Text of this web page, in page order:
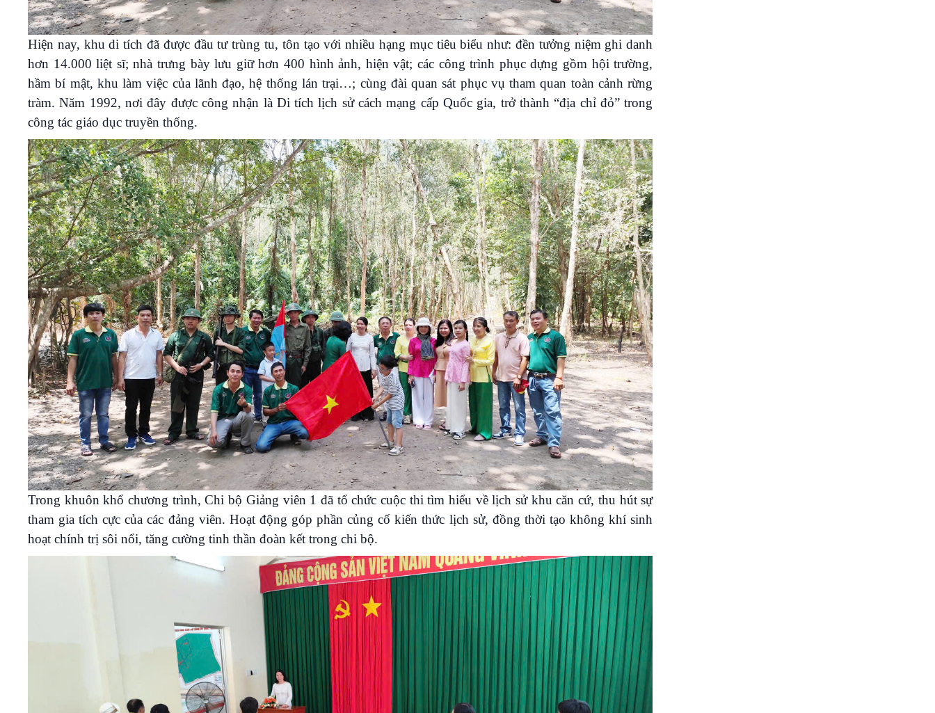
Hiện nay, khu di tích đã được đầu tư trùng tu, tôn tạo với nhiều hạng mục tiêu biểu như: đền tưởng niệm ghi danh
hơn 14.000 liệt sĩ; nhà trưng bày lưu giữ hơn 400 hình ảnh, hiện vật; các công trình phục dựng gồm hội trường,
hầm bí mật, khu làm việc của lãnh đạo, hệ thống lán trại…; cùng đài quan sát phục vụ tham quan toàn cảnh rừng
tràm. Năm 1992, nơi đây được công nhận là Di tích lịch sử cách mạng cấp Quốc gia, trở thành “địa chỉ đỏ” trong
công tác giáo dục truyền thống.
Trong khuôn khổ chương trình, Chi bộ Giảng viên 1 đã tổ chức cuộc thi tìm hiểu về lịch sử khu căn cứ, thu hút sự
tham gia tích cực của các đảng viên. Hoạt động góp phần củng cố kiến thức lịch sử, đồng thời tạo không khí sinh
hoạt chính trị sôi nổi, tăng cường tinh thần đoàn kết trong chi bộ.